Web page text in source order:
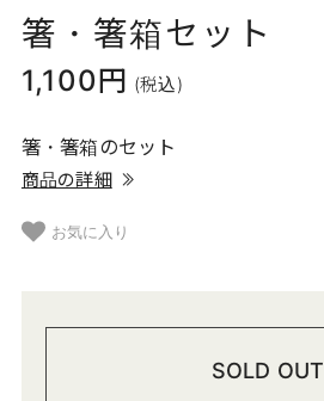
箸・箸箱セット
1,100円 (税込)
箸・箸箱のセット
商品の詳細
お気に入り
SOLD OUT